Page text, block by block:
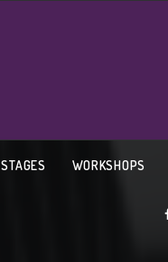
STAGES WORKSHOPS